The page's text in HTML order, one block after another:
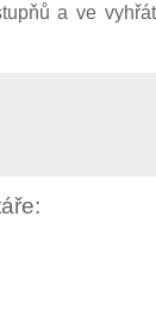
a ve